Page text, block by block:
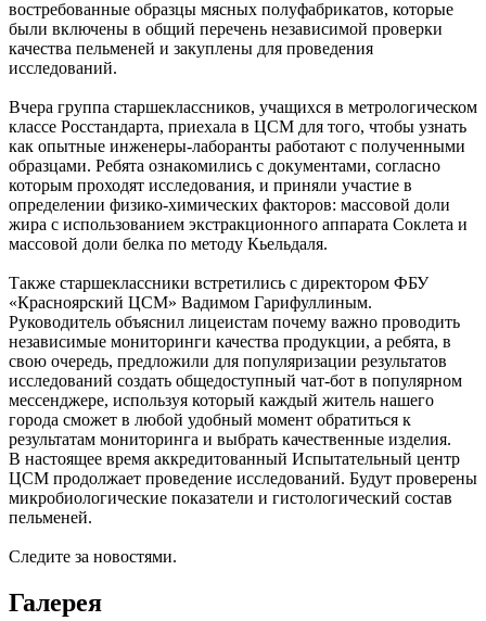
востребованные образцы мясных полуфабрикатов, которые
были включены в общий перечень независимой проверки
качества пельменей и закуплены для проведения
исследований.
Вчера группа старшеклассников, учащихся в метрологическом
классе Росстандарта, приехала в ЦСМ для того, чтобы узнать
как опытные инженеры-лаборанты работают с полученными
образцами. Ребята ознакомились с документами, согласно
которым проходят исследования, и приняли участие в
определении физико-химических факторов: массовой доли
жира с использованием экстракционного аппарата Соклета и
массовой доли белка по методу Кьельдаля.
Также старшеклассники встретились с директором ФБУ
«Красноярский ЦСМ» Вадимом Гарифуллиным.
Руководитель объяснил лицеистам почему важно проводить
независимые мониторинги качества продукции, а ребята, в
свою очередь, предложили для популяризации результатов
исследований создать общедоступный чат-бот в популярном
мессенджере, используя который каждый житель нашего
города сможет в любой удобный момент обратиться к
результатам мониторинга и выбрать качественные изделия.
В настоящее время аккредитованный Испытательный центр
ЦСМ продолжает проведение исследований. Будут проверены
микробиологические показатели и гистологический состав
пельменей.
Следите за новостями.
Галерея